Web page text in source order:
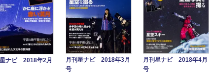
ナビ 2018年2月
月刊星ナビ 2018年3月
号
月刊星ナビ 2018年4月
号